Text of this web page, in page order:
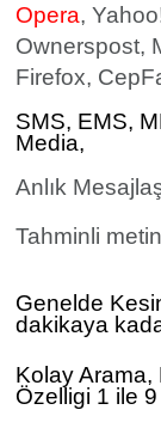
Opera,
Ownerspost,
Firefox,
SMS, EMS,
Media,
Anlık
Tahminli
Genelde
dakikaya
Kolay Arama,
Özelligi 1 ile